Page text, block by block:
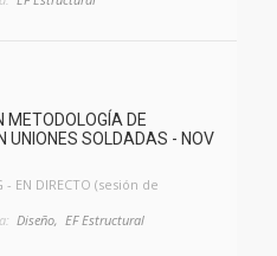
METODOLOGÍA DE
UNIONES SOLDADAS - NOV
- EN DIRECTO (sesión de
Diseño, EF Estructural